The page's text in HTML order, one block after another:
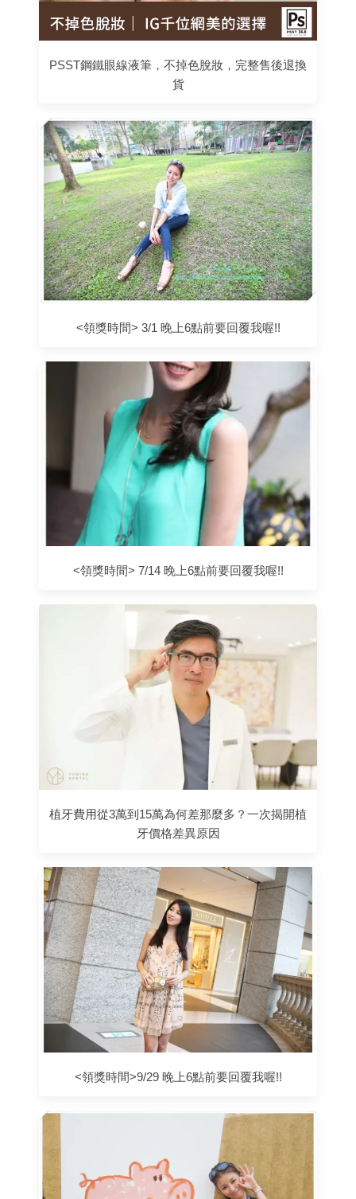
PSST鋼鐵眼線液筆，不掉色脫妝，完整售後退換
貨
<領獎時間> 3/1 晚上6點前要回覆我喔!!
<領獎時間> 7/14 晚上6點前要回覆我喔!!
植牙費用從3萬到15萬為何差那麼多？一次揭開植
牙價格差異原因
<領獎時間>9/29 晚上6點前要回覆我喔!!